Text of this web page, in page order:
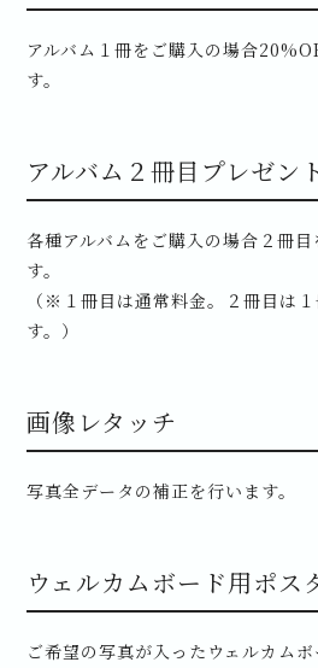
アルバム１冊をご購入の場合
す。
アルバム２冊目プレゼン
各種アルバムをご購入の場合２冊
す。
（※１冊目は通常料金。２冊目は
す。）
画像レタッチ
写真全データの補正を行います。
ウェルカムボード用ポス
ご希望の写真が入ったウェルカム